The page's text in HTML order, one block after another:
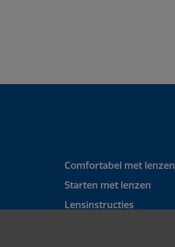
Comfortabel met lenzen
Starten met lenzen
Lensinstructies